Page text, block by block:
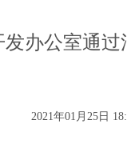
发办公室通
2021年01月25日